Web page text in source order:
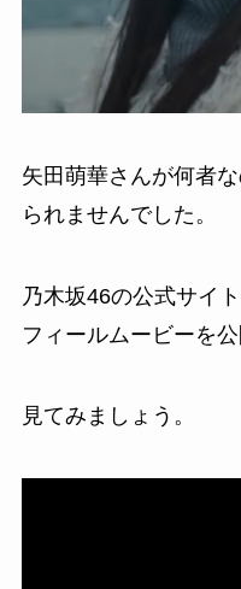
矢田萌華さんが何者
られませんでした。
乃木坂46の公式サイ
フィールムービーを公
見てみましょう。